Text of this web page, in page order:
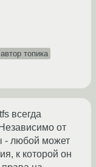
автор топика
всегда
от
- любой может
к которой он